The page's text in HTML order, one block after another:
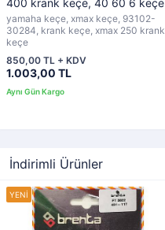
400 krank keçe, 40 60 6 keçe
yamaha keçe, xmax keçe, 93102-
30284, krank keçe, xmax 250 krank
keçe
1.003,00 TL
850,00 TL + KDV
İndirimli Ürünler